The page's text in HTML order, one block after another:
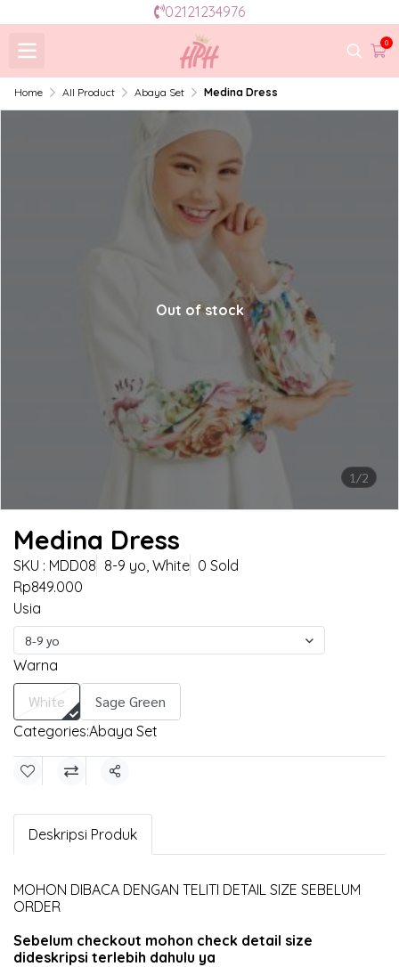
02121234976
0
Home All Product Abaya Set Medina Dress
1/2
Out of stock
Medina Dress
SKU : MDD08 8-9 yo, White 0 Sold
Rp849.000
Usia
8-9 yo
Warna
White Sage Green
Categories:Abaya Set
Share
Deskripsi Produk
MOHON DIBACA DENGAN TELITI DETAIL SIZE SEBELUM
ORDER
Sebelum checkout mohon check detail size
dideskripsi terlebih dahulu ya